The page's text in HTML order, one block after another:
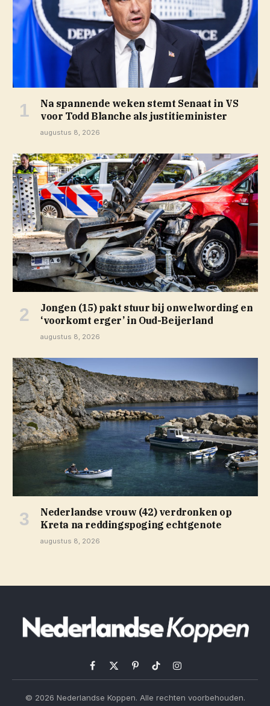
Na spannende weken stemt Senaat in VS
voor Todd Blanche als justitieminister
augustus 8, 2026
Jongen (15) pakt stuur bij onwelwording en
‘voorkomt erger’ in Oud-Beijerland
augustus 8, 2026
Nederlandse vrouw (42) verdronken op
Kreta na reddingspoging echtgenote
augustus 8, 2026
Facebook
X
PinterestTikTokInstagram
© 2026 Nederlandse Koppen. Alle rechten voorbehouden.